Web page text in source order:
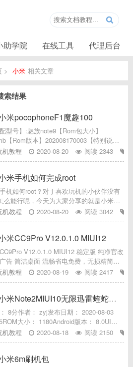
助学院 在线工具 代理后台
> 小米 相关文章
索结果
米pocophoneF1魔趣100
配型号】:魅族note9【Rom包大小】
【Rom版本】202008170003【特别说
机前需备份【Rom介绍】小米
的魔趣包，流畅省电。链接:
机教程 2020-08-20 阅读 2343
米手机如何完成root
机如何root？对于喜欢玩机的小伙伴没有
么能行呢，今天为大家分享的就是小米手
ROOT的详细操作方法1、需要先解锁
后才能开启ROOT权限；2、打开小
机教程 2020-08-20 阅读 3042
米CC9Pro V12.0.1.0 MIUI12
V12.0.1.0 MIUI12 稳定版 纯净官改
告 简洁桌面 流畅省电免费，无损精简，
性，流畅省电官改特性:纯净无推广全局
全局Zipalign优化重新调整
机教程 2020-08-19 阅读 2417
米Note2MIUI10无限迅雷蝰蛇黑域XP框架
2020-08-03
大小： 1180Android版本： 8.0UI类
包类型： 卡刷包刷机包介绍*温馨提
设备必须保证已经解
机教程 2020-08-18 阅读 2150
米6m刷机包